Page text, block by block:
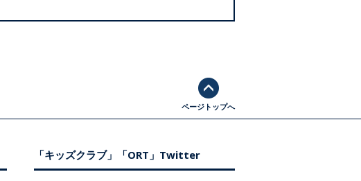
ページトップへ
「キッズクラブ」「ORT」Twitter